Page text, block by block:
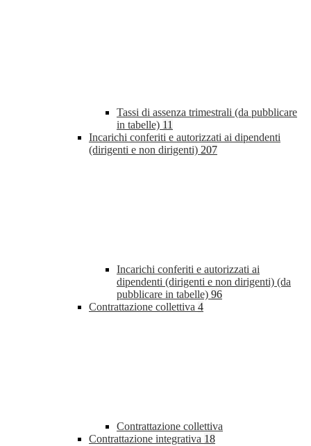
Tassi di assenza trimestrali (da pubblicare
in tabelle) 11
Incarichi conferiti e autorizzati ai dipendenti
(dirigenti e non dirigenti) 207
Incarichi conferiti e autorizzati ai
dipendenti (dirigenti e non dirigenti) (da
pubblicare in tabelle) 96
Contrattazione collettiva 4
Contrattazione collettiva
Contrattazione integrativa 18